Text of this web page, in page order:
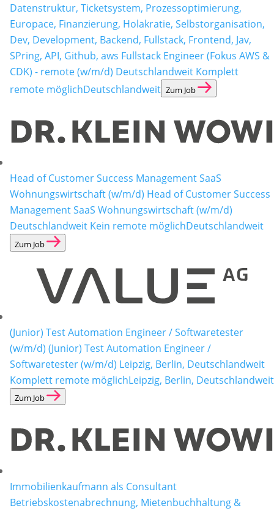
Datenstruktur, Ticketsystem, Prozessoptimierung,
Europace, Finanzierung, Holakratie, Selbstorganisation,
Dev, Development, Backend, Fullstack, Frontend, Jav,
SPring, API, Github, aws Fullstack Engineer (Fokus AWS &
CDK) - remote (w/m/d) Deutschlandweit Komplett
remote möglichDeutschlandweit Zum Job
Head of Customer Success Management SaaS
Wohnungswirtschaft (w/m/d) Head of Customer Success
Management SaaS Wohnungswirtschaft (w/m/d)
Deutschlandweit Kein remote möglichDeutschlandweit
Zum Job
(Junior) Test Automation Engineer / Softwaretester
(w/m/d) (Junior) Test Automation Engineer /
Softwaretester (w/m/d) Leipzig, Berlin, Deutschlandweit
Komplett remote möglichLeipzig, Berlin, Deutschlandweit
Zum Job
Immobilienkaufmann als Consultant
Betriebskostenabrechnung, Mietenbuchhaltung &